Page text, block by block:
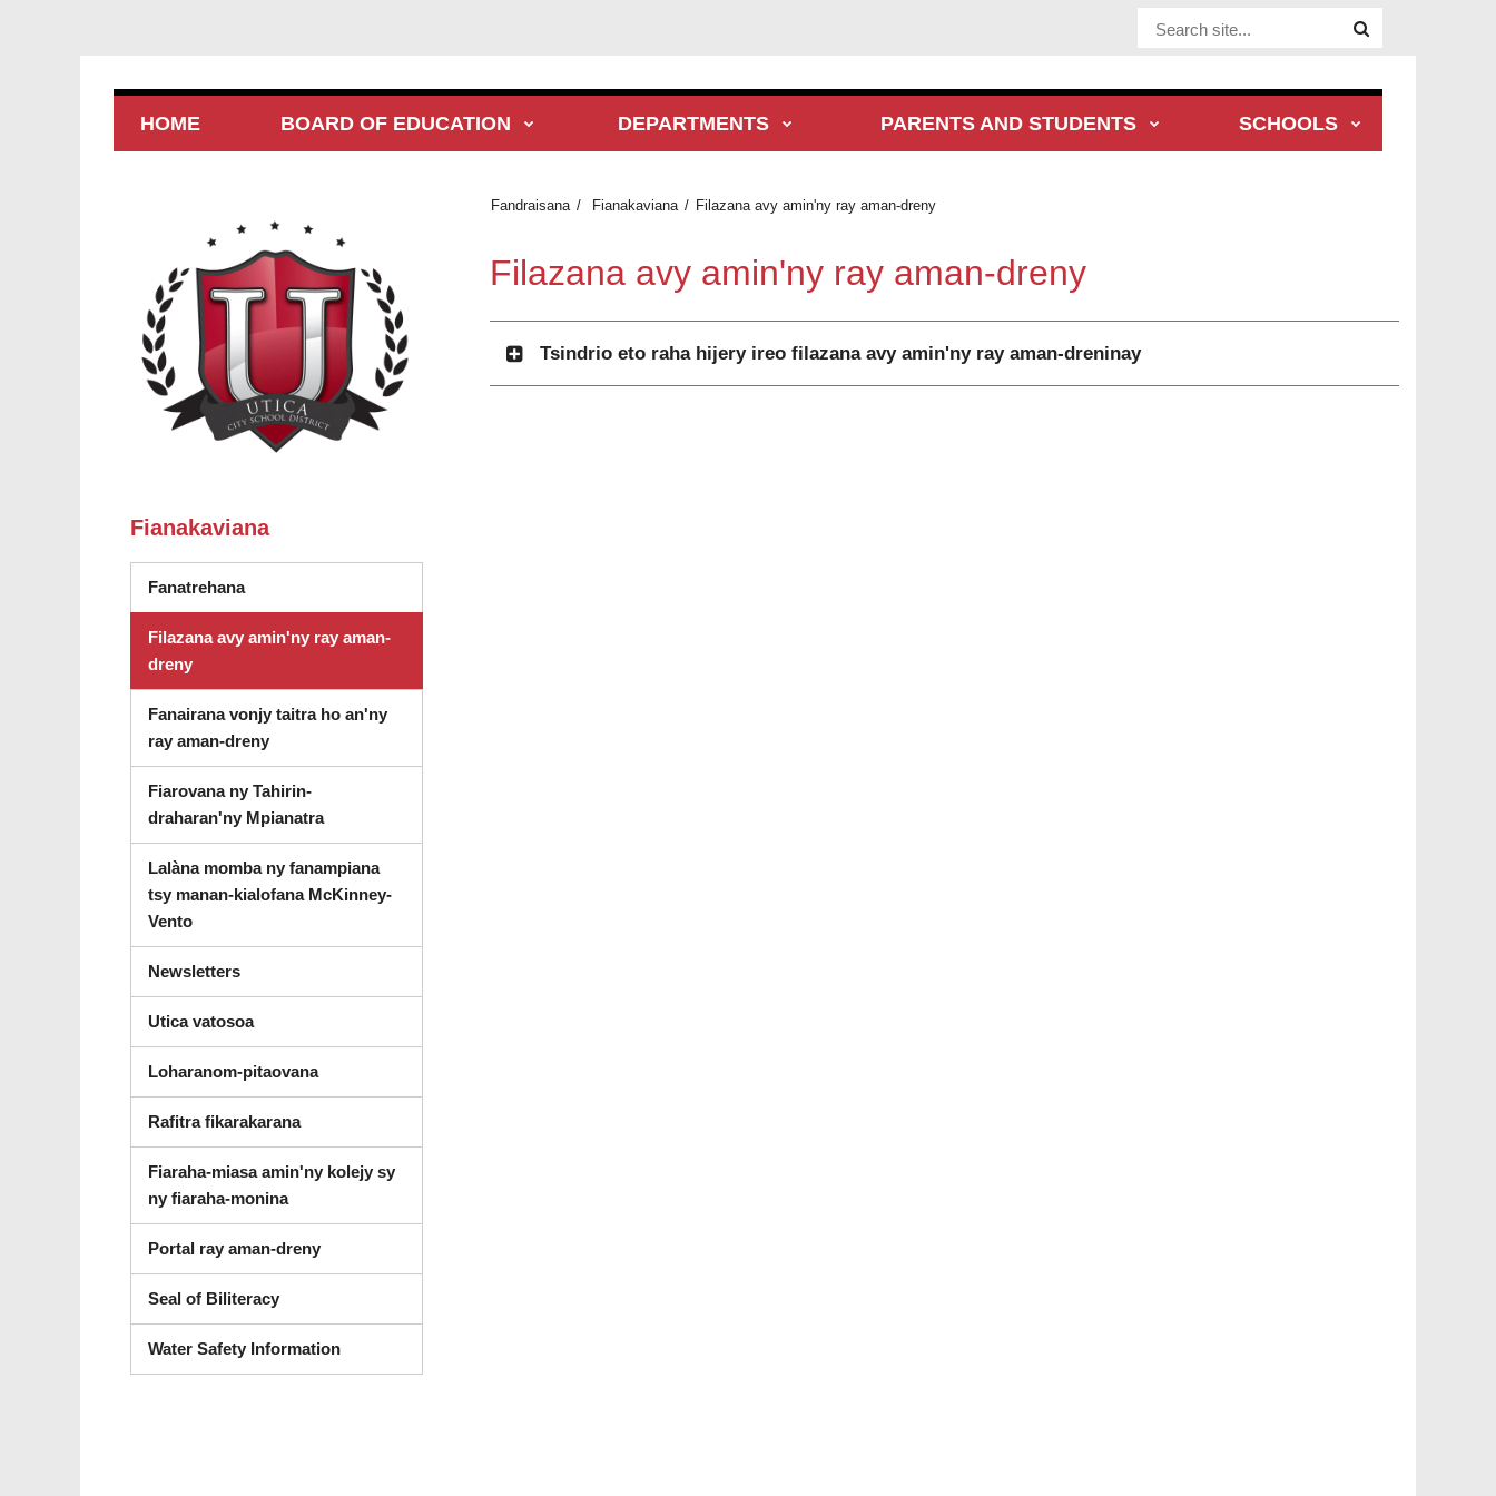
Website Site
HOME BOARD OF EDUCATION DEPARTMENTS PARENTS AND STUDENTS SCHOOLS
Fandraisana Fianakaviana Filazana avy amin'ny ray aman-dreny
Filazana avy amin'ny ray aman-dreny
Tsindrio eto raha hijery ireo filazana avy amin'ny ray aman-dreninay
Fianakaviana
Fanatrehana
Filazana avy amin'ny ray aman-
dreny
Fanairana vonjy taitra ho an'ny
ray aman-dreny
Fiarovana ny Tahirin-
draharan'ny Mpianatra
Lalàna momba ny fanampiana
tsy manan-kialofana McKinney-
Vento
Newsletters
Utica vatosoa
Loharanom-pitaovana
Rafitra fikarakarana
Fiaraha-miasa amin'ny kolejy sy
ny fiaraha-monina
Portal ray aman-dreny
Seal of Biliteracy
Water Safety Information